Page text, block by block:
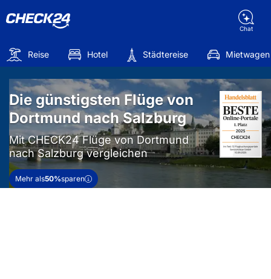
Chat
Reise Hotel Städtereise Mietwagen
Die günstigsten Flüge von
Dortmund nach Salzburg
Mit CHECK24 Flüge von Dortmund
nach Salzburg vergleichen
Mehr als50%sparen